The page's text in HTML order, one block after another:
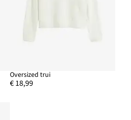
Oversized trui
€ 18,99